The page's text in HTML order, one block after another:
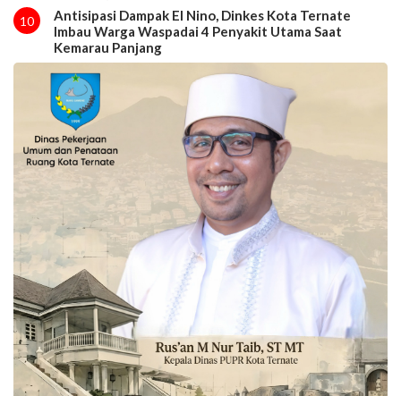
10
Antisipasi Dampak El Nino, Dinkes Kota Ternate
Imbau Warga Waspadai 4 Penyakit Utama Saat
Kemarau Panjang